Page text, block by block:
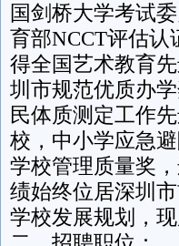
国剑桥大学考试
育部NCCT评估
得全国艺术教育
圳市规范优质办
民体质测定工作
校，中小学应急
学校管理质量奖
绩始终位居深圳
学校发展规划，